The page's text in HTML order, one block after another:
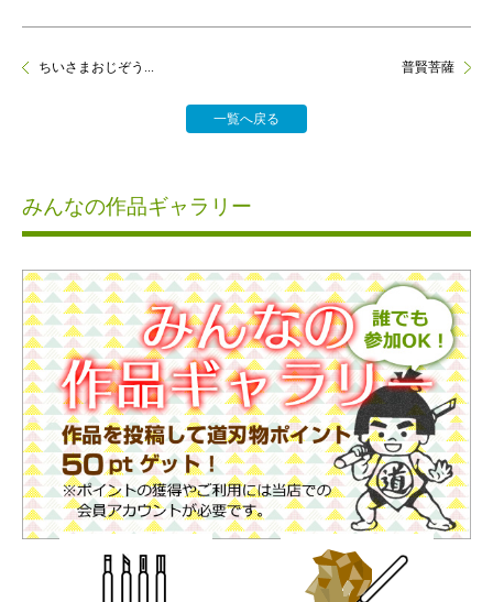
ちいさまおじぞう...
一覧へ戻る
普賢菩薩
みんなの作品ギャラリー